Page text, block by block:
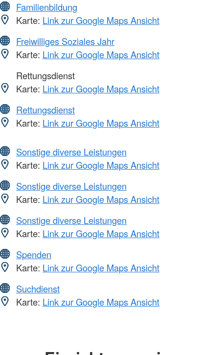
Familienbildung
Karte: Link zur Google Maps Ansicht
Freiwilliges Soziales Jahr
Karte: Link zur Google Maps Ansicht
Rettungsdienst
Karte: Link zur Google Maps Ansicht
Rettungsdienst
Karte: Link zur Google Maps Ansicht
Sonstige diverse Leistungen
Karte: Link zur Google Maps Ansicht
Sonstige diverse Leistungen
Karte: Link zur Google Maps Ansicht
Sonstige diverse Leistungen
Karte: Link zur Google Maps Ansicht
Spenden
Karte: Link zur Google Maps Ansicht
Suchdienst
Karte: Link zur Google Maps Ansicht